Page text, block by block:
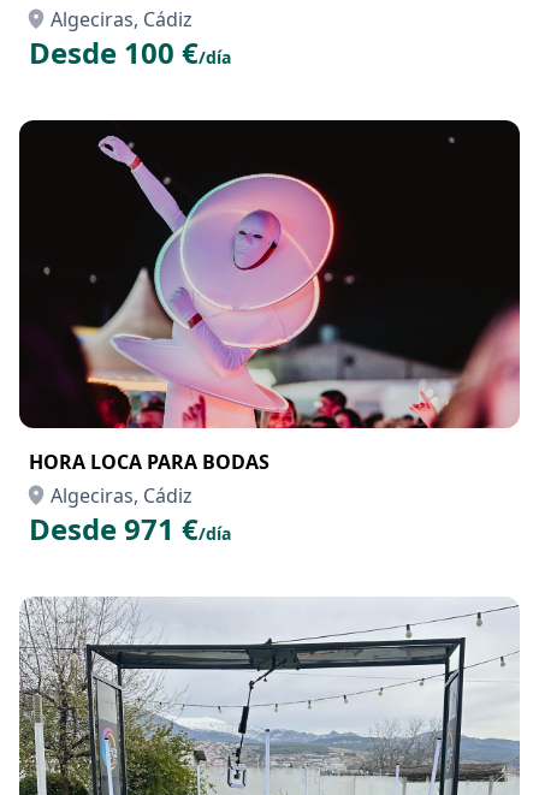
Algeciras, Cádiz
Desde 100 €/día
HORA LOCA PARA BODAS
Algeciras, Cádiz
Desde 971 €/día